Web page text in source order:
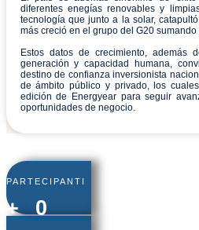
diferentes enegías renovables y
tecnología que junto a la solar,
más creció en el grupo del G20
Estos datos de crecimiento, además
generación y capacidad humana,
destino de confianza inversionista
de ámbito público y privado, los
edición de Energyear para seguir
oportunidades de negocio.
PARTECIPANTI
+ 0